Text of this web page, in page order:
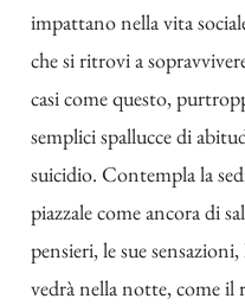
impattano nella vita
che si ritrovi a
casi come questo,
semplici spallucce di
suicidio. Contempla la
piazzale come ancora di
pensieri, le sue
vedrà nella notte, come il